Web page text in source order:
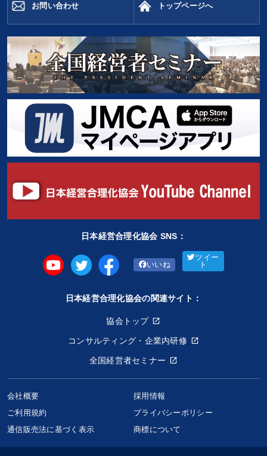
お問い合わせ トップページへ
日本経営合理化協会 SNS：
いいね
ツイー
ト
日本経営合理化協会の関連サイト：
協会トップ
コンサルティング・企業内研修
全国経営者セミナー
会社概要
採用情報
ご利用規約
プライバシーポリシー
通信販売法に基づく表示
商標について